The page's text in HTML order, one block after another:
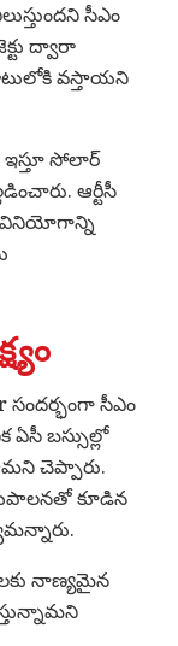
సీఎం
ద్వారా
వస్తాయని
ఇస్తూ సోలార్
ఆర్టీసీ
వినియోగాన్ని
సందర్భంగా సీఎం
ఏసీ బస్సుల్లో
చెప్పారు.
కూడిన
నాణ్యమైన